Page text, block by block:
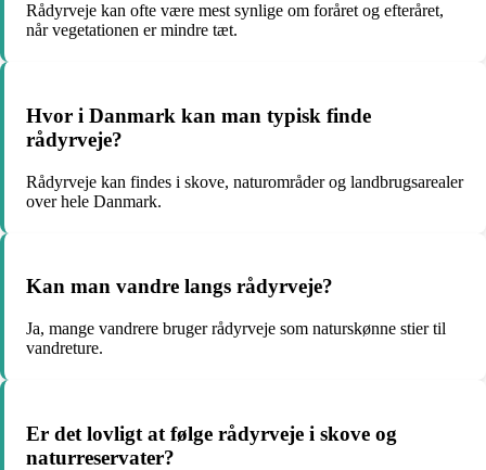
Rådyrveje kan ofte være mest synlige om foråret og efteråret,
når vegetationen er mindre tæt.
Hvor i Danmark kan man typisk finde
rådyrveje?
Rådyrveje kan findes i skove, naturområder og landbrugsarealer
over hele Danmark.
Kan man vandre langs rådyrveje?
Ja, mange vandrere bruger rådyrveje som naturskønne stier til
vandreture.
Er det lovligt at følge rådyrveje i skove og
naturreservater?